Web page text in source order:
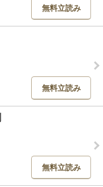
無料立読み
無料立読み
無料立読み